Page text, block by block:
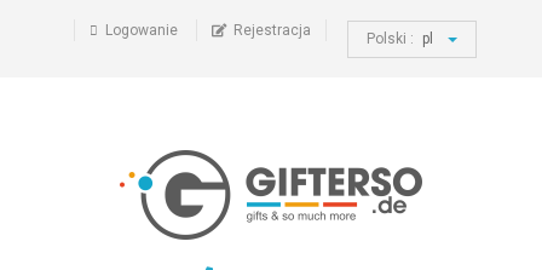
Logowanie Rejestracja Polski : pl